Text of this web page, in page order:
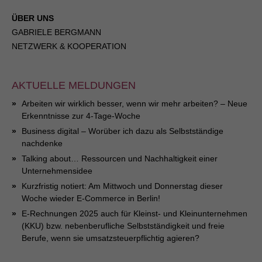
ÜBER UNS
GABRIELE BERGMANN
NETZWERK & KOOPERATION
AKTUELLE MELDUNGEN
Arbeiten wir wirklich besser, wenn wir mehr arbeiten? – Neue
Erkenntnisse zur 4-Tage-Woche
Business digital – Worüber ich dazu als Selbstständige
nachdenke
Talking about… Ressourcen und Nachhaltigkeit einer
Unternehmensidee
Kurzfristig notiert: Am Mittwoch und Donnerstag dieser
Woche wieder E-Commerce in Berlin!
E-Rechnungen 2025 auch für Kleinst- und Kleinunternehmen
(KKU) bzw. nebenberufliche Selbstständigkeit und freie
Berufe, wenn sie umsatzsteuerpflichtig agieren?